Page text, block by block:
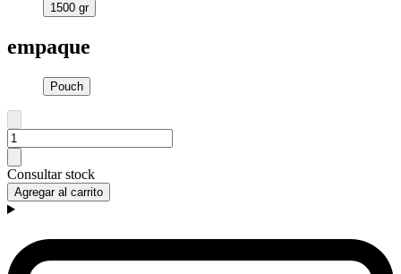
1500 gr
empaque
Pouch
Consultar stock
Agregar al carrito